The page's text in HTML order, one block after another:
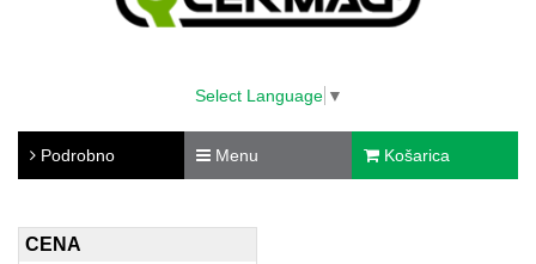
Select Language ▼
Podrobno Menu Košarica
CENA